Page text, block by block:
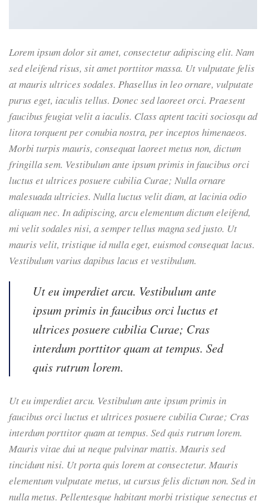
Lorem ipsum dolor sit amet, consectetur adipiscing elit. Nam
sed eleifend risus, sit amet porttitor massa. Ut vulputate felis
at mauris ultrices sodales. Phasellus in leo ornare, vulputate
purus eget, iaculis tellus. Donec sed laoreet orci. Praesent
faucibus feugiat velit a iaculis. Class aptent taciti sociosqu ad
litora torquent per conubia nostra, per inceptos himenaeos.
Morbi turpis mauris, consequat laoreet metus non, dictum
fringilla sem. Vestibulum ante ipsum primis in faucibus orci
luctus et ultrices posuere cubilia Curae; Nulla ornare
malesuada ultricies. Nulla luctus velit diam, at lacinia odio
aliquam nec. In adipiscing, arcu elementum dictum eleifend,
mi velit sodales nisi, a semper tellus magna sed justo. Ut
mauris velit, tristique id nulla eget, euismod consequat lacus.
Vestibulum varius dapibus lacus et vestibulum.
Ut eu imperdiet arcu. Vestibulum ante
ipsum primis in faucibus orci luctus et
ultrices posuere cubilia Curae; Cras
interdum porttitor quam at tempus. Sed
quis rutrum lorem.
Ut eu imperdiet arcu. Vestibulum ante ipsum primis in
faucibus orci luctus et ultrices posuere cubilia Curae; Cras
interdum porttitor quam at tempus. Sed quis rutrum lorem.
Mauris vitae dui ut neque pulvinar mattis. Mauris sed
tincidunt nisi. Ut porta quis lorem at consectetur. Mauris
elementum vulputate metus, ut cursus felis dictum non. Sed in
nulla metus. Pellentesque habitant morbi tristique senectus et